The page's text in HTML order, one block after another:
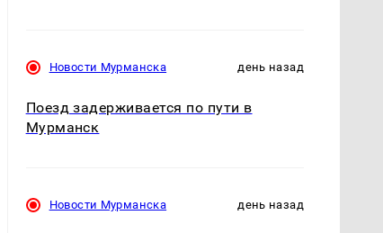
Новости Мурманска день назад
Поезд задерживается по пути в
Мурманск
Новости Мурманска день назад